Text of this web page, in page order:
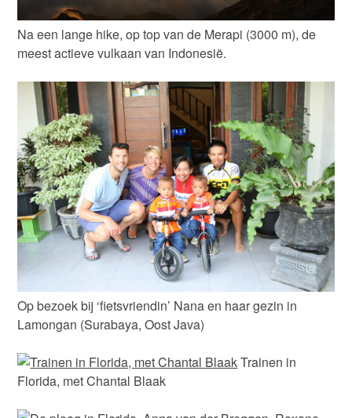
Na een lange hike, op top van de Merapi (3000 m), de
meest actieve vulkaan van Indonesië.
Op bezoek bij ‘fietsvriendin’ Nana en haar gezin in
Lamongan (Surabaya, Oost Java)
Trainen in
Florida, met Chantal Blaak